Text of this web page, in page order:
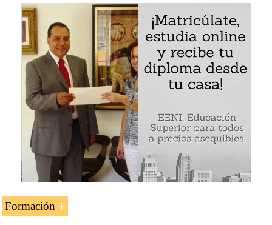
El empresario mexicano Carlos Slim
Grupo CARSO
Fundación Carlos Slim
Ejemplo: Carlos Slim (empresario mexicano cristiano
maronita)
Formación